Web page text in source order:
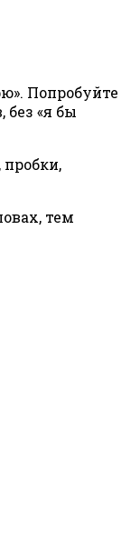
Попробуйте
без «я бы
тем